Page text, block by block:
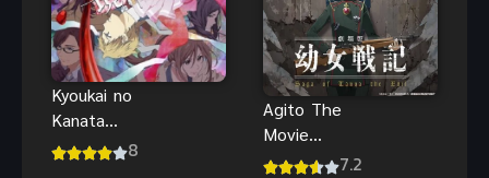
Kyoukai no
Kanata
(2013) อีก8
Agito The
Movie
แผนการ G47.2